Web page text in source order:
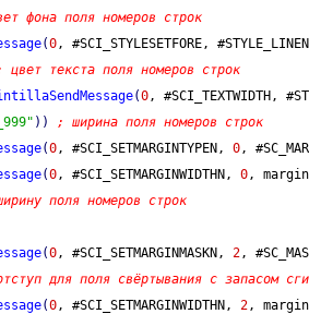
фона поля номеров строк
(0, #SCI_STYLESETFORE,
цвет текста поля номеров строк
(0, #SCI_TEXTWIDTH,
) )
; ширина поля номеров строк
(0, #SCI_SETMARGINTYPEN, 0,
(0, #SCI_SETMARGINWIDTHN, 0,
поля номеров строк
(0, #SCI_SETMARGINMASKN, 2,
для поля свёртывания с запасом
(0, #SCI_SETMARGINWIDTHN, 2,